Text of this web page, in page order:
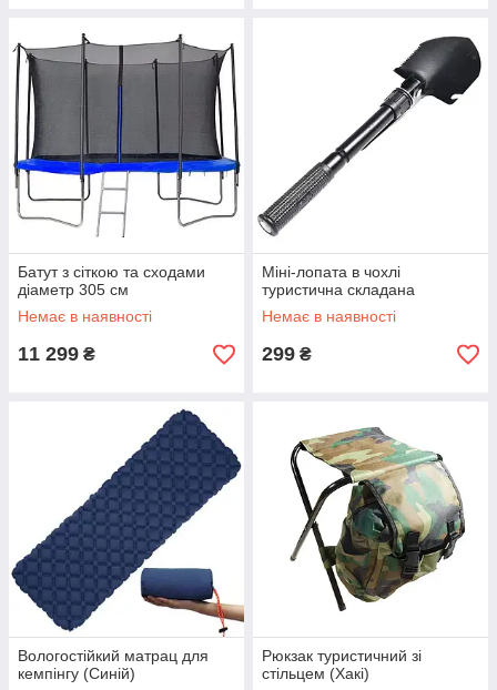
Батут з сіткою та сходами
діаметр 305 см
Немає в наявності
11 299 ₴
Міні-лопата в чохлі
туристична складана
Немає в наявності
299 ₴
Вологостійкий матрац для
кемпінгу (Синій)
Рюкзак туристичний зі
стільцем (Хакі)